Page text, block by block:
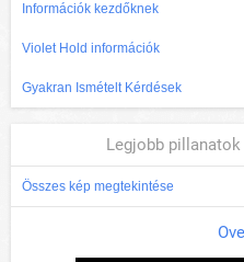
Információk kezdőknek
Violet Hold információk
Gyakran Ismételt Kérdések
Legjobb
Összes kép megtekintése